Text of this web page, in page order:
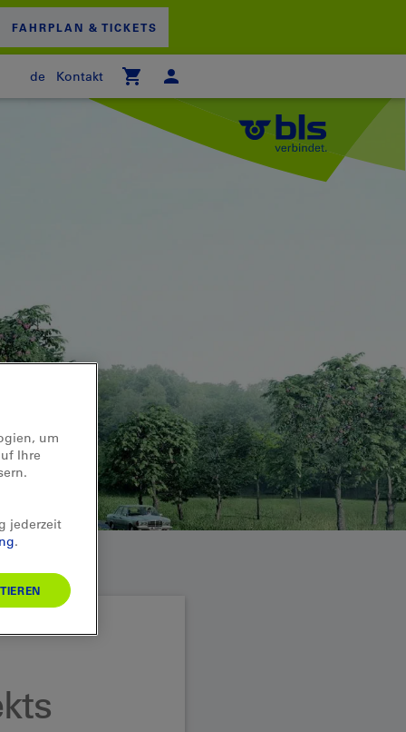
FAHRPLAN & TICKETS
de
Kontakt
um
Ihre
jederzeit
.